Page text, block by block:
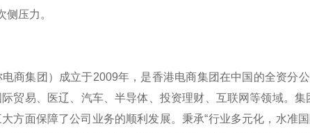
压力。
商集团）成立于2009年，是香港电商集团在中国的全资分
贸易、医辽、汽车、半导体、投资理财、互联网等领域。
方面保障了公司业务的顺利发展。秉承“行业多元化，水准